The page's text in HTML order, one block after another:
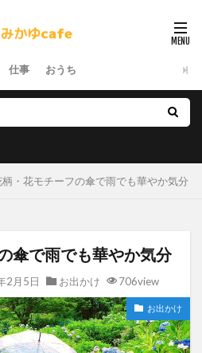
仕事 おうち
柄・花モチーフの傘で雨でも華やか気分
傘で雨でも華やか気分
2月5日 お出かけ 706view
お出かけ